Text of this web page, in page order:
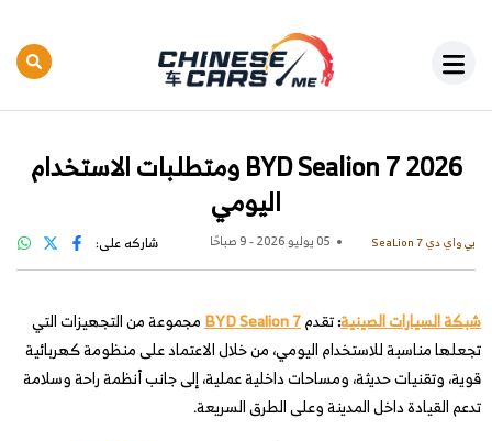
BYD Sealion 7 2026 ومتطلبات الاستخدام
اليومي
بي واي دي SeaLion 7 05 يوليو 2026 - 9 صباحًا شاركه على:
شبكة السيارات الصينية:تقدمBYD Sealion 7 مجموعة من التجهيزات التي
تجعلها مناسبة للاستخدام اليومي، من خلال الاعتماد على منظومة كهربائية
قوية، وتقنيات حديثة، ومساحات داخلية عملية، إلى جانب أنظمة راحة وسلامة
تدعم القيادة داخل المدينة وعلى الطرق السريعة.